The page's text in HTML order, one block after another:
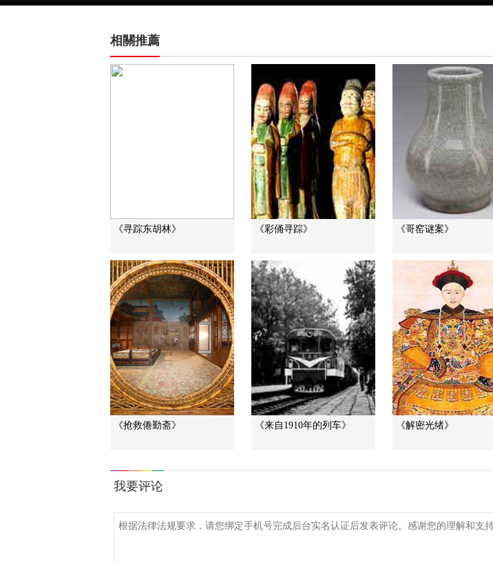
相關推薦
《寻踪东胡林》 《彩俑寻踪》 《哥窑谜案》
《抢救倦勤斋》 《来自1910年的列车》 《解密光绪》